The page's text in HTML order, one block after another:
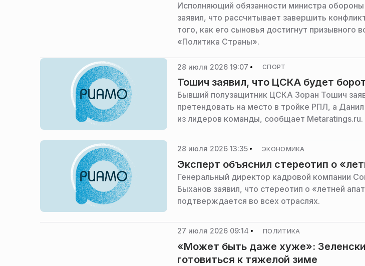
Исполняющий обязанности министра
заявил, что рассчитывает завершить
того, как его сыновья достигнут призывного
«Политика Страны».
28 июля 2026 19:07 СПОРТ
Тошич заявил, что ЦСКА будет
Бывший полузащитник ЦСКА Зоран Тошич
претендовать на место в тройке РПЛ, а
из лидеров команды, сообщает Metaratings.ru.
28 июля 2026 13:35 ЭКОНОМИКА
Эксперт объяснил стереотип о
Генеральный директор кадровой компании
Быханов заявил, что стереотип о «летней
подтверждается во всех отраслях.
27 июля 2026 09:14 ПОЛИТИКА
«Может быть даже хуже»:
готовиться к тяжелой зиме